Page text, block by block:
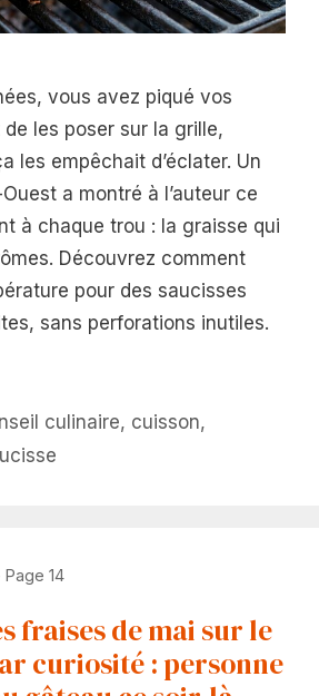
vous avez piqué vos
les poser sur la grille,
les empêchait d’éclater. Un
a montré à l’auteur ce
à chaque trou : la graisse qui
Découvrez comment
pour des saucisses
sans perforations inutiles.
culinaire, cuisson,
Page 14
fraises de mai sur le
curiosité : personne